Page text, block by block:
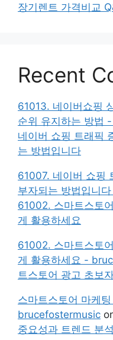
장기렌트 가격비교
Recent
61013. 네이버쇼핑
순위 유지하는 방법
네이버 쇼핑 트래픽
는 방법입니다
61007. 네이버 쇼핑
부자되는 방법입니
61002. 스마트스토
게 활용하세요
61002. 스마트스토
게 활용하세요 -
트스토어 광고 초보
스마트스토어 마케
brucefostermusic
중요성과 트렌드 분석